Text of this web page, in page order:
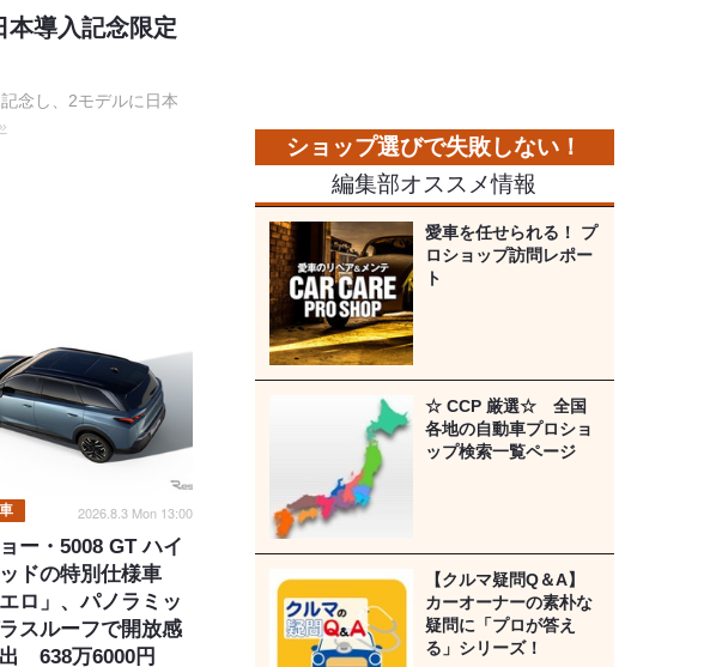
本導入記念限定
念し、2モデルに日本
2026.8.3 Mon 13:00
ー・5008 GT ハイ
ドの特別仕様車
エロ」、パノラミッ
スルーフで開放感
638万6000円
編集部オススメ情報
愛車を任せられる！ プ
ロショップ訪問レポー
ト
☆ CCP 厳選☆ 全国
各地の自動車プロショ
ップ検索一覧ページ
【クルマ疑問Q＆A】
カーオーナーの素朴な
疑問に「プロが答え
る」シリーズ！